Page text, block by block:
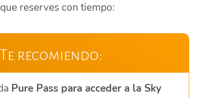
reserves con tiempo:
Te recomiendo:
Pure Pass para acceder a la Sky